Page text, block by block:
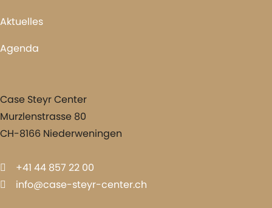
Aktuelles
Agenda
Case Steyr Center
Murzlenstrasse 80
CH-8166 Niederweningen
+41 44 857 22 00
info@case-steyr-center.ch